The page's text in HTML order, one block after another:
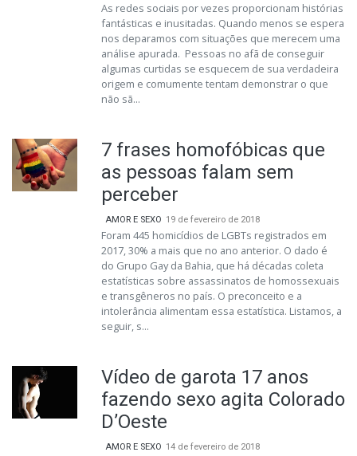
As redes sociais por vezes proporcionam histórias
fantásticas e inusitadas. Quando menos se espera
nos deparamos com situações que merecem uma
análise apurada. Pessoas no afã de conseguir
algumas curtidas se esquecem de sua verdadeira
origem e comumente tentam demonstrar o que
não sã...
7 frases homofóbicas que
as pessoas falam sem
perceber
AMOR E SEXO 19 de fevereiro de 2018
Foram 445 homicídios de LGBTs registrados em
2017, 30% a mais que no ano anterior. O dado é
do Grupo Gay da Bahia, que há décadas coleta
estatísticas sobre assassinatos de homossexuais
e transgêneros no país. O preconceito e a
intolerância alimentam essa estatística. Listamos, a
seguir, s...
Vídeo de garota 17 anos
fazendo sexo agita Colorado
D’Oeste
AMOR E SEXO 14 de fevereiro de 2018